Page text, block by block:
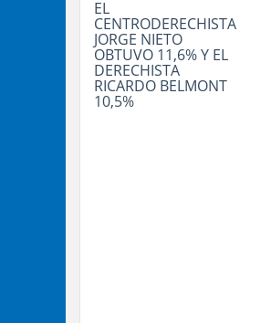
EL
CENTRODERECHISTA
JORGE NIETO
OBTUVO 11,6% Y EL
DERECHISTA
RICARDO BELMONT
10,5%